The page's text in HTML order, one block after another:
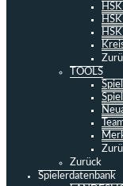
TOOLS
Zurück
Spielerdatenbank